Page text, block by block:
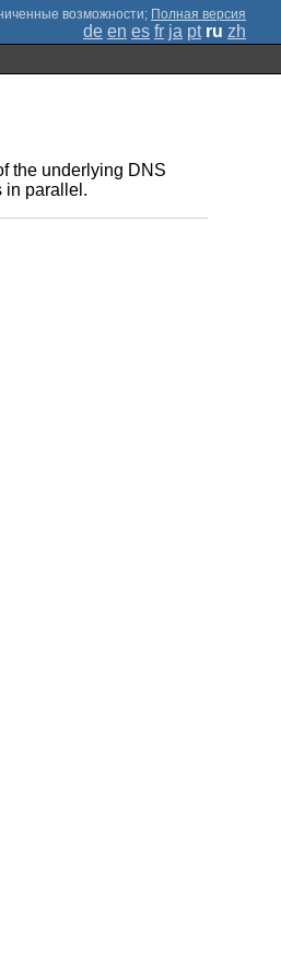
; Полная версия
de en es fr ja pt ru zh
the underlying DNS
in parallel.